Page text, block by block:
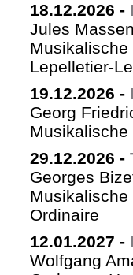
18.12.2026 -
Jules
Musikalische
Lepelletier-
19.12.2026 -
Georg
29.12.2026 -
Georges
Musikalische
Ordinaire
12.01.2027 -
Wolfgang